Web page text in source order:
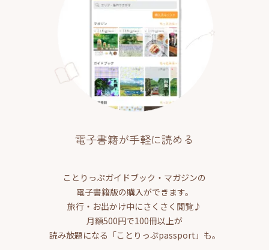
電子書籍が手軽に読める
ことりっぷガイドブック・マガジンの
電子書籍版の購入ができます。
旅行・お出かけ中にさくさく閲覧♪
月額500円で100冊以上が
読み放題になる「ことりっぷpassport」も。